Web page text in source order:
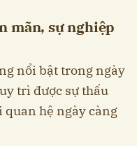
mãn, sự nghiệp
nổi bật trong ngày
trì được sự thấu
hệ ngày càng